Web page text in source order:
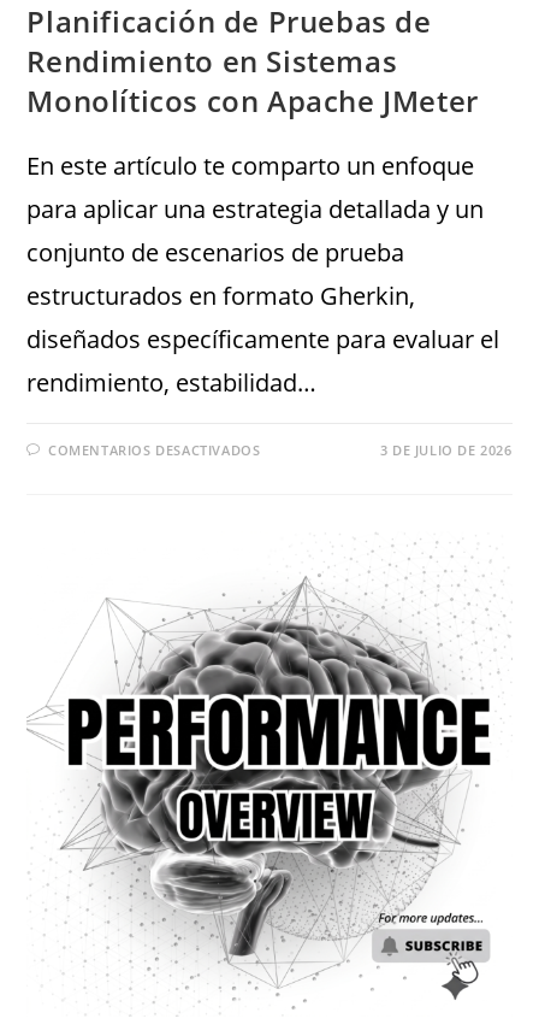
Planificación de Pruebas de
Rendimiento en Sistemas
Monolíticos con Apache JMeter
En este artículo te comparto un enfoque
para aplicar una estrategia detallada y un
conjunto de escenarios de prueba
estructurados en formato Gherkin,
diseñados específicamente para evaluar el
rendimiento, estabilidad…
COMENTARIOS DESACTIVADOS 3 DE JULIO DE 2026